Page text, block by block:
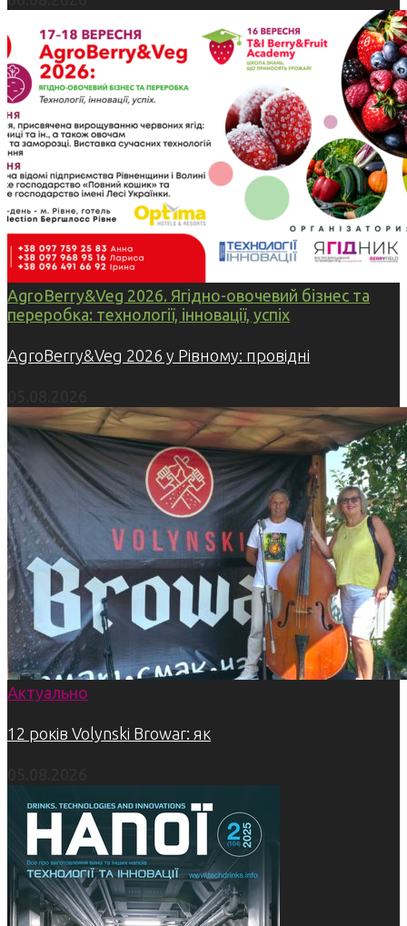
AgroBerry&Veg 2026. Ягідно-овочевий бізнес та
переробка: технології, інновації, успіх
AgroBerry&Veg 2026 у Рівному: провідні
Актуально
12 років Volynski Browar: як